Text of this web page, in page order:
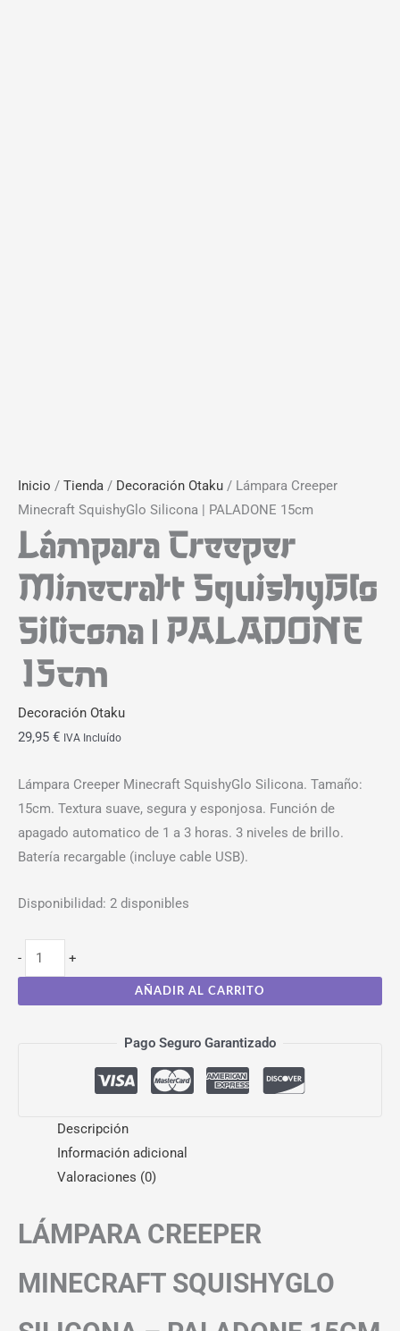
Inicio / Tienda / Decoración Otaku / Lámpara Creeper
Minecraft SquishyGlo Silicona | PALADONE 15cm
Lámpara Creeper
Minecraft SquishyGlo
Silicona | PALADONE
15cm
Decoración Otaku
29,95 € IVA Incluído
Lámpara Creeper Minecraft SquishyGlo Silicona. Tamaño:
15cm. Textura suave, segura y esponjosa. Función de
apagado automatico de 1 a 3 horas. 3 niveles de brillo.
Batería recargable (incluye cable USB).
Disponibilidad: 2 disponibles
- +
AÑADIR AL CARRITO
Pago Seguro Garantizado
Descripción
Información adicional
Valoraciones (0)
LÁMPARA CREEPER
MINECRAFT SQUISHYGLO